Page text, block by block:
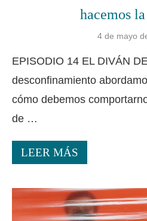
hacemos
4 de mayo
EPISODIO 14 EL DIVÁN
desconfinamiento
cómo debemos
de …
LEER MÁS